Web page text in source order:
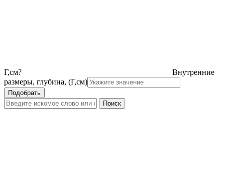
Г,см?
Внутренние
размеры, глубина, (Г,см)